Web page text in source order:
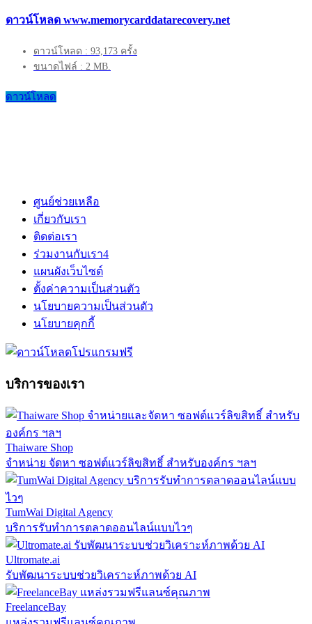
ดาวน์โหลด www.memorycarddatarecovery.net
ดาวน์โหลด : 93,173 ครั้ง
ขนาดไฟล์ : 2 MB.
ดาวน์โหลด
ศูนย์ช่วยเหลือ
เกี่ยวกับเรา
ติดต่อเรา
ร่วมงานกับเรา4
แผนผังเว็บไซต์
ตั้งค่าความเป็นส่วนตัว
นโยบายความเป็นส่วนตัว
นโยบายคุกกี้
บริการของเรา
Thaiware Shop
จำหน่าย จัดหา ซอฟต์แวร์ลิขสิทธิ์ สำหรับองค์กร ฯลฯ
TumWai Digital Agency
บริการรับทำการตลาดออนไลน์แบบไวๆ
Ultromate.ai
รับพัฒนาระบบช่วยวิเคราะห์ภาพด้วย AI
FreelanceBay